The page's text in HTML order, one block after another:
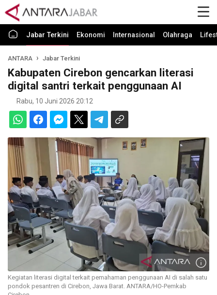
Jabar Terkini Ekonomi Internasional Olahraga
ANTARA Jabar Terkini
Kabupaten Cirebon gencarkan literasi
digital santri terkait penggunaan AI
Rabu, 10 Juni 2026 20:12
Kegiatan literasi digital terkait pemahaman penggunaan AI di salah satu
pondok pesantren di Cirebon, Jawa Barat. ANTARA/HO-Pemkab